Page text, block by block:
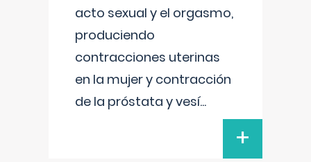
acto sexual y el orgasmo,
produciendo
contracciones uterinas
en la mujer y contracción
de la próstata y vesí...
+